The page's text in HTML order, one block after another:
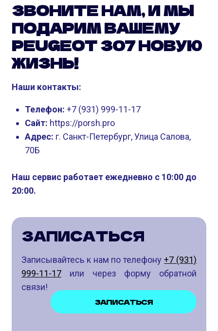
ЗВОНИТЕ НАМ, И МЫ
ПОДАРИМ ВАШЕМУ
PEUGEOT 307 НОВУЮ
ЖИЗНЬ!
Наши контакты:
Телефон: +7 (931) 999-11-17
Сайт: https://porsh.pro
Адрес: г. Санкт-Петербург, Улица Салова,
70Б
Наш сервис работает ежедневно с 10:00 до
20:00.
ЗАПИСАТЬСЯ
Записывайтесь к нам по телефону+7 (931)
999-11-17 или через форму обратной
связи!
ЗАПИСАТЬСЯ